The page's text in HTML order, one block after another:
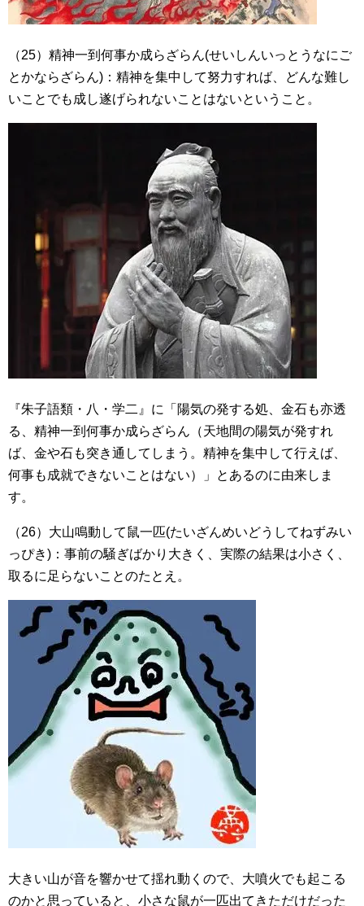
（25）精神一到何事か成らざらん(せいしんいっとうなにご
とかならざらん)：精神を集中して努力すれば、どんな難し
いことでも成し遂げられないことはないということ。
『朱子語類・八・学二』に「陽気の発する処、金石も亦透
る、精神一到何事か成らざらん（天地間の陽気が発すれ
ば、金や石も突き通してしまう。精神を集中して行えば、
何事も成就できないことはない）」とあるのに由来しま
す。
（26）大山鳴動して鼠一匹(たいざんめいどうしてねずみい
っぴき)：事前の騒ぎばかり大きく、実際の結果は小さく、
取るに足らないことのたとえ。
大きい山が音を響かせて揺れ動くので、大噴火でも起こる
のかと思っていると、小さな鼠が一匹出てきただけだった